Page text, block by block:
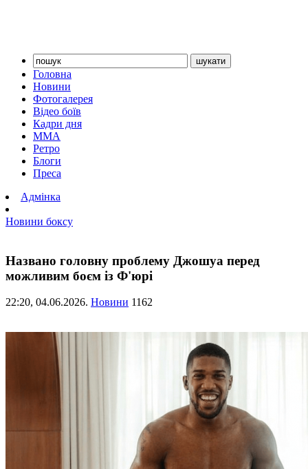
Головна
Новини
Фотогалерея
Відео боїв
Кадри дня
ММА
Ретро
Блоги
Преса
Адмінка
Новини боксу
Названо головну проблему Джошуа перед
можливим боєм із Ф'юрі
22:20, 04.06.2026. Новини 1162